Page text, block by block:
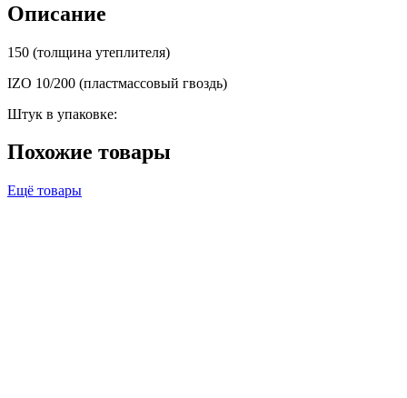
Описание
150 (толщина утеплителя)
IZO 10/200 (пластмассовый гвоздь)
Штук в упаковке:
Похожие товары
Ещё товары